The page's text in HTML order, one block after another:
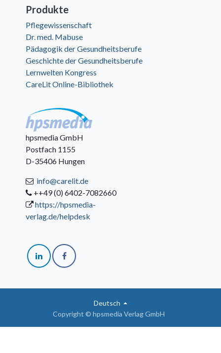
Produkte
Pflegewissenschaft
Dr. med. Mabuse
Pädagogik der Gesundheitsberufe
Geschichte der Gesundheitsberufe
Lernwelten Kongress
CareLit Online-Bibliothek
hpsmedia GmbH
Postfach 1155
D-35406 Hungen
info@carelit.de
++49 (0) 6402-7082660
https://hpsmedia-
verlag.de/helpdesk
Copyright © hpsmedia Verlag GmbH
Deutsch